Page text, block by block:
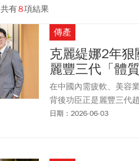
共有8項結果
傳產
克麗緹娜2年
麗豐三代「體
在中國內需疲軟、美容
背後功臣正是麗豐三代
日期：2026-06-03